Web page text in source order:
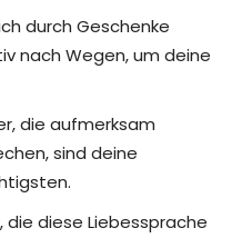
durch Geschenke
nach Wegen, um deine
die aufmerksam
sind deine
die diese Liebessprache